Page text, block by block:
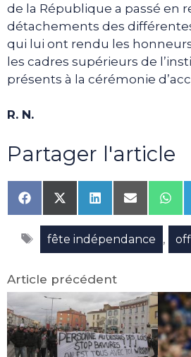
de la République a passé en
détachements des différentes
qui lui ont rendu les
les cadres supérieurs de
présents à la cérémonie
R. N.
Partager l'article
Share
on
Facebook
Share
on
X
(Twitter)
Share
on
LinkedIn
Share
on
Email
on
Étiquettes
fête indépendance ,
Article précédent